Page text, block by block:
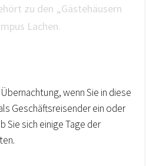
zu den „Gästehäusern
Lachen.
wenn Sie in diese
Geschäftsreisender ein oder
Sie sich einige Tage der